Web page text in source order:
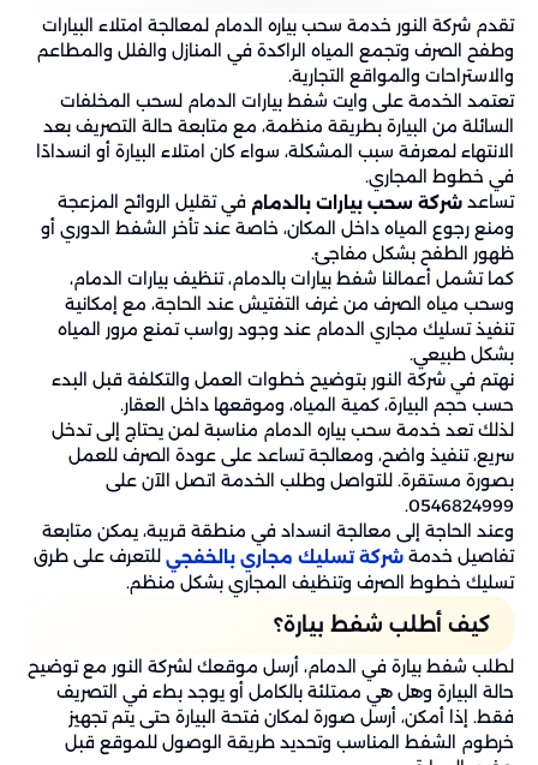
تقدم شركة النور خدمة سحب بياره الدمام لمعالجة امتلاء البيارات
وطفح الصرف وتجمع المياه الراكدة في المنازل والفلل والمطاعم
والاستراحات والمواقع التجارية.
تعتمد الخدمة على وايت شفط بيارات الدمام لسحب المخلفات
السائلة من البيارة بطريقة منظمة، مع متابعة حالة التصريف بعد
الانتهاء لمعرفة سبب المشكلة، سواء كان امتلاء البيارة أو انسدادًا
في خطوط المجاري.
تساعد شركة سحب بيارات بالدمام في تقليل الروائح المزعجة
ومنع رجوع المياه داخل المكان، خاصة عند تأخر الشفط الدوري أو
ظهور الطفح بشكل مفاجئ.
كما تشمل أعمالنا شفط بيارات بالدمام، تنظيف بيارات الدمام،
وسحب مياه الصرف من غرف التفتيش عند الحاجة، مع إمكانية
تنفيذ تسليك مجاري الدمام عند وجود رواسب تمنع مرور المياه
بشكل طبيعي.
نهتم في شركة النور بتوضيح خطوات العمل والتكلفة قبل البدء
حسب حجم البيارة، كمية المياه، وموقعها داخل العقار.
لذلك تعد خدمة سحب بياره الدمام مناسبة لمن يحتاج إلى تدخل
سريع، تنفيذ واضح، ومعالجة تساعد على عودة الصرف للعمل
بصورة مستقرة. للتواصل وطلب الخدمة اتصل الآن على
0546824999.
وعند الحاجة إلى معالجة انسداد في منطقة قريبة، يمكن متابعة
تفاصيل خدمة شركة تسليك مجاري بالخفجي للتعرف على طرق
تسليك خطوط الصرف وتنظيف المجاري بشكل منظم.
كيف أطلب شفط بيارة؟
لطلب شفط بيارة في الدمام، أرسل موقعك لشركة النور مع توضيح
حالة البيارة وهل هي ممتلئة بالكامل أو يوجد بطء في التصريف
فقط. إذا أمكن، أرسل صورة لمكان فتحة البيارة حتى يتم تجهيز
خرطوم الشفط المناسب وتحديد طريقة الوصول للموقع قبل